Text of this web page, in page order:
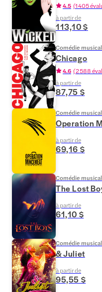
4.5 (1 405
à partir de
113,10 $
Comédie
Chicago
4.6 (2 588
à partir de
87,75 $
Comédie
Operation
à partir de
69,16 $
Comédie
The Lost
à partir de
61,10 $
Comédie
& Juliet
à partir de
95,55 $